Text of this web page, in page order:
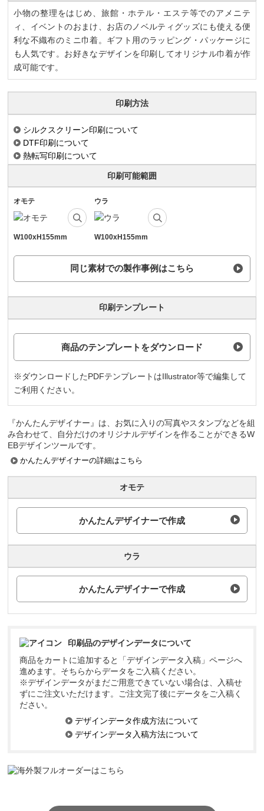
小物の整理をはじめ、旅館・ホテル・エステ等でのアメニテ
ィ、イベントのおまけ、お店のノベルティグッズにも使える便
利な不織布のミニ巾着。ギフト用のラッピング・パッケージに
も人気です。お好きなデザインを印刷してオリジナル巾着が作
成可能です。
印刷方法
シルクスクリーン印刷について
DTF印刷について
熱転写印刷について
印刷可能範囲
オモテ
W100xH155mm
ウラ
W100xH155mm
同じ素材での製作事例はこちら
印刷テンプレート
商品のテンプレートをダウンロード
※ダウンロードしたPDFテンプレートはIllustrator等で編集して
ご利用ください。
『かんたんデザイナー』は、お気に入りの写真やスタンプなどを組
み合わせて、自分だけのオリジナルデザインを作ることができるW
EBデザインツールです。
かんたんデザイナーの詳細はこちら
オモテ
かんたんデザイナーで作成
ウラ
かんたんデザイナーで作成
印刷品のデザインデータについて
商品をカートに追加すると「デザインデータ入稿」ページへ
進めます。そちらからデータをご入稿ください。
※デザインデータがまだご用意できていない場合は、入稿せ
ずにご注文いただけます。ご注文完了後にデータをご入稿く
ださい。
デザインデータ作成方法について
デザインデータ入稿方法について